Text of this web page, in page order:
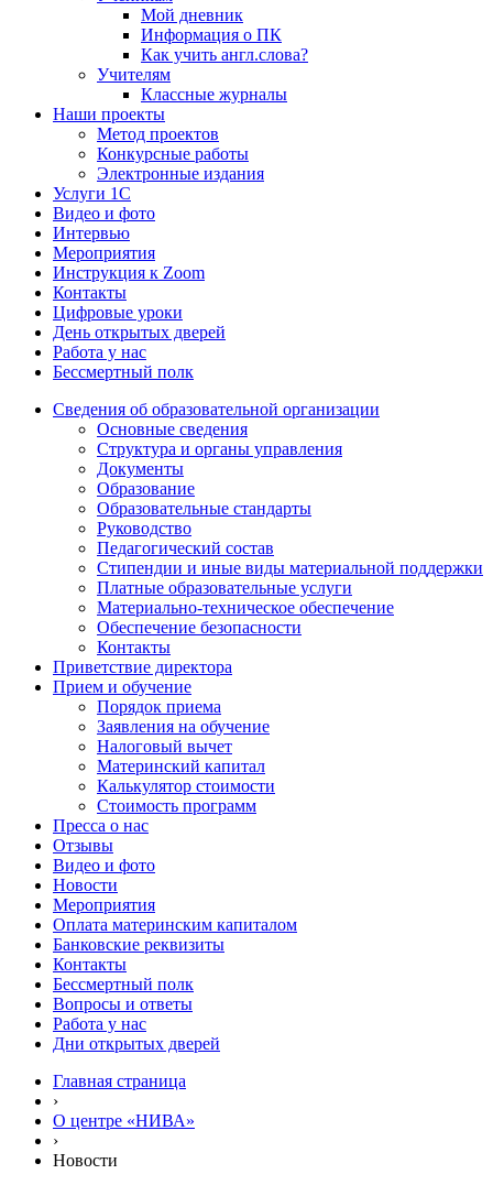
Мой дневник
Информация о ПК
Как учить англ.слова?
Учителям
Классные журналы
Наши проекты
Метод проектов
Конкурсные работы
Электронные издания
Услуги 1C
Видео и фото
Интервью
Мероприятия
Инструкция к Zoom
Контакты
Цифровые уроки
День открытых дверей
Работа у нас
Бессмертный полк
Сведения об образовательной организации
Основные сведения
Структура и органы управления
Документы
Образование
Образовательные стандарты
Руководство
Педагогический состав
Стипендии и иные виды материальной поддержки
Платные образовательные услуги
Материально-техническое обеспечение
Обеспечение безопасности
Контакты
Приветствие директора
Прием и обучение
Порядок приема
Заявления на обучение
Налоговый вычет
Материнский капитал
Калькулятор стоимости
Стоимость программ
Пресса о нас
Отзывы
Видео и фото
Новости
Мероприятия
Оплата материнским капиталом
Банковские реквизиты
Контакты
Бессмертный полк
Вопросы и ответы
Работа у нас
Дни открытых дверей
Главная страница
›
О центре «НИВА»
›
Новости